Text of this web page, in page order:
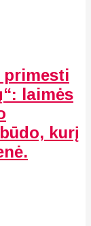
primesti
laimės
kurį